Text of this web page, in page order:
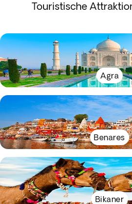
Touristische
Agra
Benares
Bikaner